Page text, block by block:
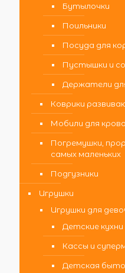
Бутылочки
Поильники
Посуда для
Пустышки и
Держатели
Коврики
Мобили для
Погремушки,
самых маленьких
Подгузники
Игрушки
Игрушки для
Детские кухни
Кассы и
Детская